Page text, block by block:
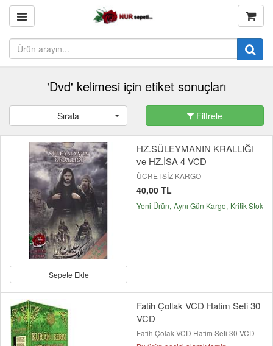
'Dvd' kelimesi için etiket sonuçları
Sırala Filtrele
Sepete Ekle
HZ.SÜLEYMANIN KRALLIĞI
ve HZ.İSA 4 VCD
ÜCRETSİZ KARGO
40,00 TL
Yeni Ürün Aynı Gün Kargo Kritik Stok
Fatih Çollak VCD Hatim Seti 30
VCD
Fatih Çolak VCD Hatim Seti 30 VCD